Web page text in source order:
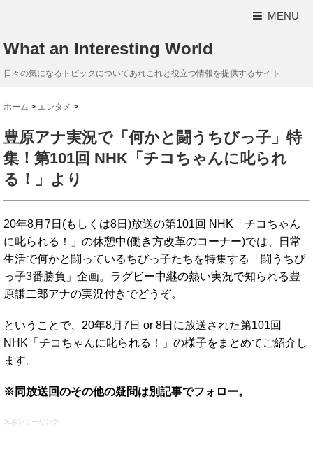
MENU
What an Interesting World
日々の気になるトピックについてあれこれと役立つ情報を提供するサイト
ホーム > エンタメ >
豊原アナ実況で「何かと闘うちびっ子」特
集！第101回 NHK「チコちゃんに叱られ
る！」より
20年8月7日(もしくは8日)放送の第101回 NHK「チコちゃん
に叱られる！」の休憩中(働き方改革のコーナー)では、日常
生活で何かと闘っているちびっ子たちを特集する「闘うちび
っ子3番勝負」企画。ラグビー中継の熱い実況で知られる豊
原謙二郎アナの実況付きでどうぞ。
ということで、20年8月7日 or 8日に放送された第101回
NHK「チコちゃんに叱られる！」の様子をまとめてご紹介し
ます。
※同放送回のその他の疑問は別記事でフォロー。
スポンサーリンク